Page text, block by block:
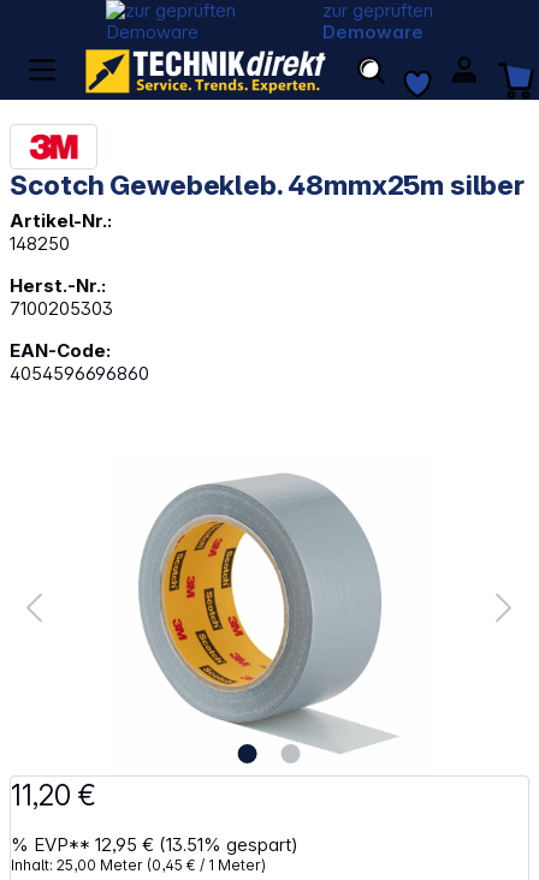
zur geprüften
Demoware
Scotch Gewebekleb. 48mmx25m silber
Artikel-Nr.:
148250
Herst.-Nr.:
7100205303
EAN-Code:
4054596696860
11,20 €
% EVP**12,95 € (13.51% gespart)
Inhalt:25,00 Meter (0,45 € / 1 Meter)